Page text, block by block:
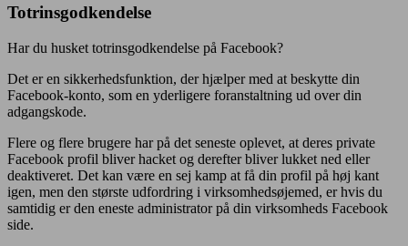
Totrinsgodkendelse
Har du husket totrinsgodkendelse på Facebook?
Det er en sikkerhedsfunktion, der hjælper med at beskytte din
Facebook-konto, som en yderligere foranstaltning ud over din
adgangskode.
Flere og flere brugere har på det seneste oplevet, at deres private
Facebook profil bliver hacket og derefter bliver lukket ned eller
deaktiveret. Det kan være en sej kamp at få din profil på høj kant
igen, men den største udfordring i virksomhedsøjemed, er hvis du
samtidig er den eneste administrator på din virksomheds Facebook
side.